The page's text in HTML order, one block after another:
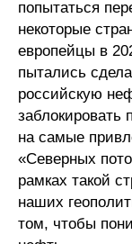
попытаться
некоторые
европейцы в
пытались
российскую
заблокировать
на самые
«Северных
рамках такой
наших
том, чтобы